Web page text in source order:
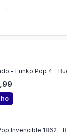
- Funko Pop 4 -
Invencible 1862 -